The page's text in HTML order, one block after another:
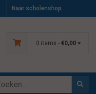
Naar scholenshop
0 items - €0,00